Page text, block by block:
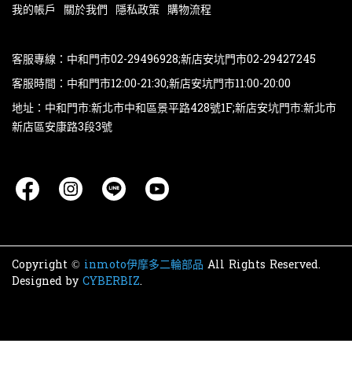
我的帳戶 關於我們 隱私政策 購物流程
客服專線：中和門市02-29496928;新店安坑門市02-29427245
客服時間：中和門市12:00-21:30;新店安坑門市11:00-20:00
地址：中和門市:新北市中和區景平路428號1F;新店安坑門市:新北市
新店區安康路3段3號
Copyright © inmoto伊摩多二輪部品 All Rights Reserved.
Designed by CYBERBIZ.